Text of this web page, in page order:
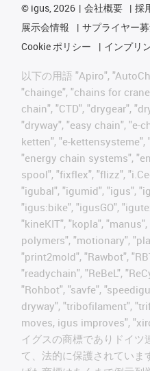
© igus, 2026 会社概要 採
展示会情報
サプライヤー
Cookie ポリシー
インプリ
以下の用語 "Apiro",
"chainge", "chains for
chain", "CTD", "drygear",
"dryway", "easy chain", "e-
ketten", "e-kettensysteme",
"energy chain systems",
spool", "fixflex", "flizz",
"igubal", "igumid", "igus",
"igus:bike", "igusGO",
"kineKIT", "kopla",
polymers", "motionary",
"print2mold", "Rawbot",
"readychain", "ReBeL",
"Rohbot", "savfe",
dryway", "tribofilament",
moves, igus improves",
イグスの商標でありドイツ
て、法的に保護されていま